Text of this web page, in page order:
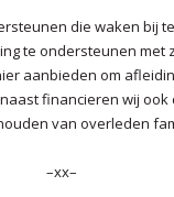
die waken bij
te ondersteunen met
aanbieden om
financieren wij
van overleden
–xx–